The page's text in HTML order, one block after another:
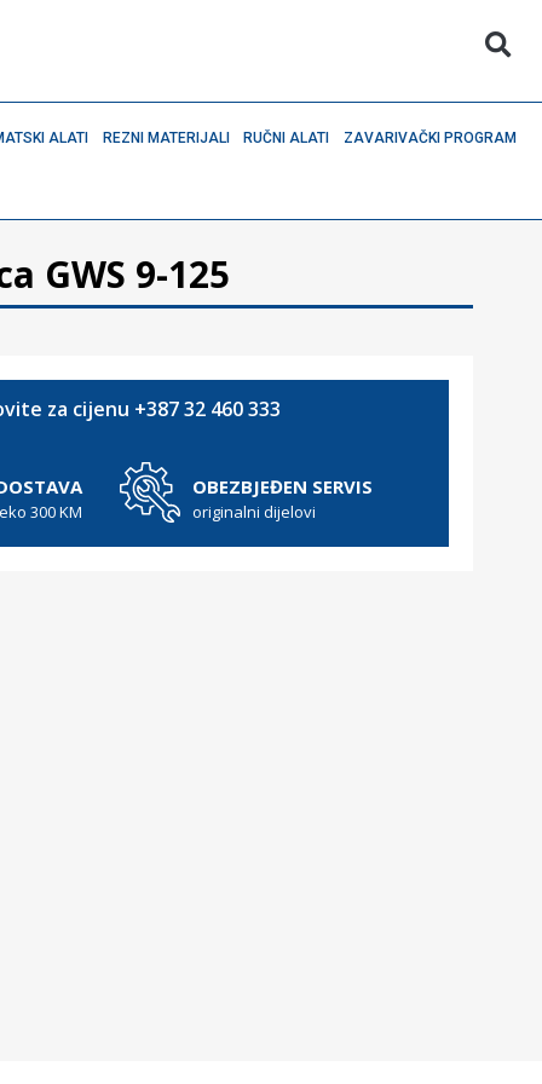
ALATI REZNI MATERIJALI RUČNI ALATI ZAVARIVAČKI PROGRAM
GWS 9-125
za cijenu +387 32 460 333
300 KM
OBEZBJEĐEN SERVIS
originalni dijelovi